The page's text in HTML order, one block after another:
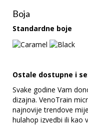
Boja
Standardne boje
Ostale dostupne i
Svake godine Vam
dizajna. VenoTrain
najnovije trendove
hulahop izvedbi ili kao